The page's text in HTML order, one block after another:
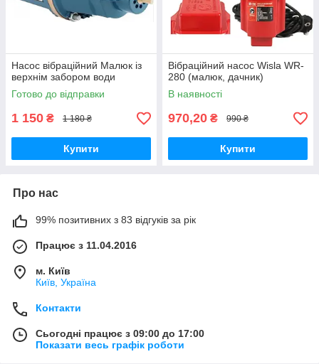
Насос вібраційний Малюк із
верхнім забором води
Готово до відправки
1 150 ₴ 1 180 ₴
Купити
Вібраційний насос Wisla WR-
280 (малюк, дачник)
В наявності
970,20 ₴ 990 ₴
Купити
Про нас
99% позитивних з 83 відгуків за рік
Працює з 11.04.2016
м. Київ
Київ, Україна
Контакти
Сьогодні працює з 09:00 до 17:00
Показати весь графік роботи